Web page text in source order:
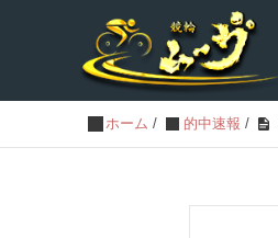
ホーム / 的中速報 /